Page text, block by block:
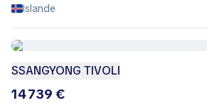
Islande
SSANGYONG TIVOLI
14 739 €